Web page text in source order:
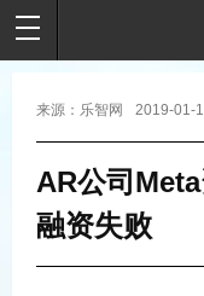
来源： 乐智网 2019-01-
AR公司
融资失败